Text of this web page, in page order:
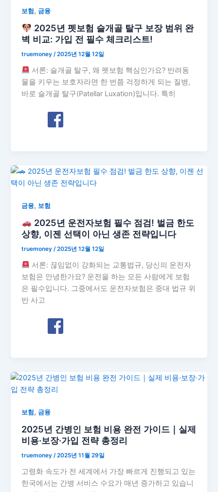
보험 , 금융
2025년 펫보험 슬개골 탈구 보장 범위 완
벽 비교: 가입 전 필수 체크리스트!
truemoney/2025년 12월 12일
서론: 슬개골 탈구, 왜 펫보험 핵심인가요? 반려동
물을 키우는 보호자라면 한 번쯤 걱정하게 되는 질병,
바로 슬개골 탈구(Patellar Luxation)입니다. 특히
금융, 보험
2025년 운전자보험 필수 점검! 벌금 한도
상향, 이젠 선택이 아닌 생존 전략입니다
truemoney/2025년 12월 12일
서론: 끊임없이 강화되는 교통법규, 당신의 운전자
보험은 안녕한가요? 운전을 하는 모든 사람에게 보험
은 필수입니다. 그중에서도 운전자보험은 중대 법규 위
반 사고
보험 , 금융
2025년 간병인 보험 비용 완전 가이드｜실제
비용·보장·가입 전략 총정리
truemoney/2025년 11월 29일
고령화 속도가 전 세계에서 가장 빠르게 진행되고 있는
한국에서는 간병 서비스 수요가 매년 증가하고 있습니